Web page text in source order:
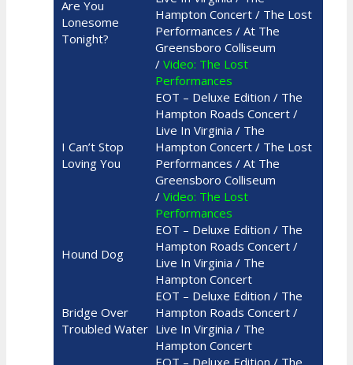
Are You
Lonesome
Tonight?
Hampton Concert / The Lost
Performances / At The
Greensboro Colliseum
/ Video: The Lost
Performances
I Can’t Stop
Loving You
EOT – Deluxe Edition / The
Hampton Roads Concert /
Live In Virginia / The
Hampton Concert / The Lost
Performances / At The
Greensboro Colliseum
/ Video: The Lost
Performances
Hound Dog
EOT – Deluxe Edition / The
Hampton Roads Concert /
Live In Virginia / The
Hampton Concert
Bridge Over
Troubled Water
EOT – Deluxe Edition / The
Hampton Roads Concert /
Live In Virginia / The
Hampton Concert
EOT – Deluxe Edition / The